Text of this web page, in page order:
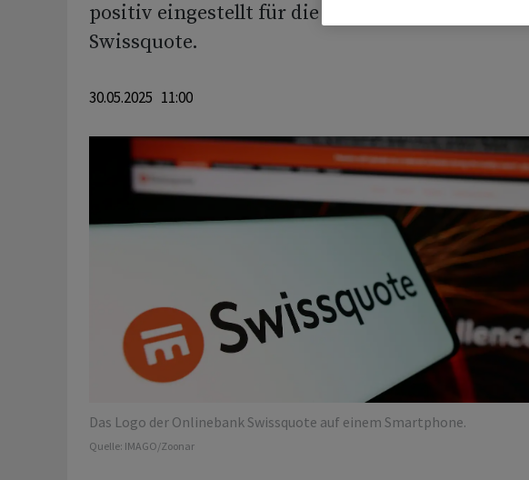
positiv eingestellt für die Aktien der Online-Bank
Swissquote.
30.05.2025 11:00
Das Logo der Onlinebank Swissquote auf einem Smartphone.
Quelle: IMAGO/Zoonar